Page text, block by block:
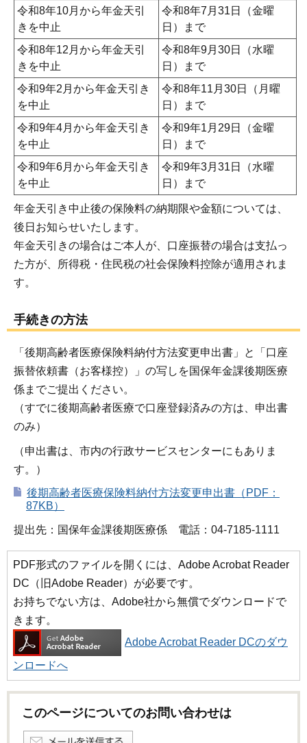
令和8年10月から年金天引
きを中止
令和8年7月31日（金曜
日）まで
令和8年12月から年金天引
きを中止
令和8年9月30日（水曜
日）まで
令和9年2月から年金天引き
を中止
令和8年11月30日（月曜
日）まで
令和9年4月から年金天引き
を中止
令和9年1月29日（金曜
日）まで
令和9年6月から年金天引き
を中止
令和9年3月31日（水曜
日）まで
年金天引き中止後の保険料の納期限や金額については、
後日お知らせいたします。
年金天引きの場合はご本人が、口座振替の場合は支払っ
た方が、所得税・住民税の社会保険料控除が適用されま
す。
手続きの方法
「後期高齢者医療保険料納付方法変更申出書」と「口座
振替依頼書（お客様控）」の写しを国保年金課後期医療
係までご提出ください。
（すでに後期高齢者医療で口座登録済みの方は、申出書
のみ）
（申出書は、市内の行政サービスセンターにもありま
す。）
後期高齢者医療保険料納付方法変更申出書（PDF：
87KB）
提出先：国保年金課後期医療係 電話：04-7185-1111
PDF形式のファイルを開くには、Adobe Acrobat Reader
DC（旧Adobe Reader）が必要です。
お持ちでない方は、Adobe社から無償でダウンロードで
きます。
Adobe Acrobat Reader DCのダウ
ンロードへ
このページについてのお問い合わせは